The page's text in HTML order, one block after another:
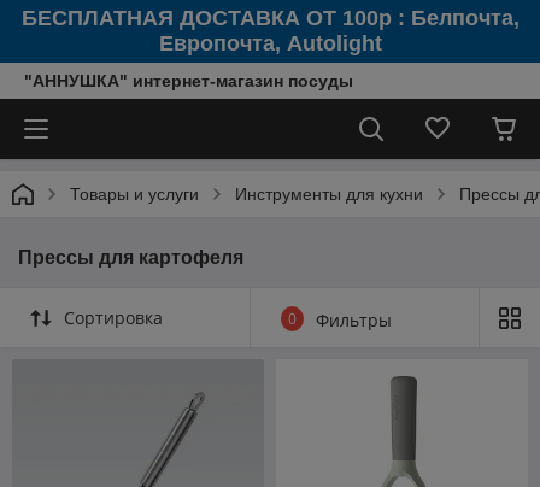
БЕСПЛАТНАЯ ДОСТАВКА ОТ 100р : Белпочта,
Европочта, Autolight
"АННУШКА" интернет-магазин посуды
Товары и услуги Инструменты для кухни Прессы
Прессы для картофеля
Сортировка 0 Фильтры